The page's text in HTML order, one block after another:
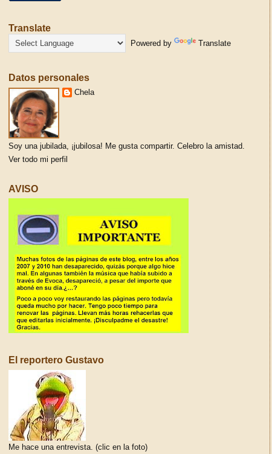
Translate
Powered by Translate
Datos personales
Chela
Soy una jubilada, ¡jubilosa! Me gusta compartir. Celebro la amistad.
Ver todo mi perfil
AVISO
El reportero Gustavo
Me hace una entrevista. (clic en la foto)